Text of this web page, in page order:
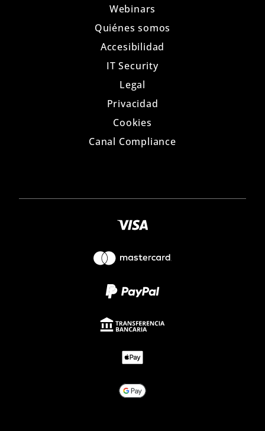
Webinars
Quiénes somos
Accesibilidad
IT Security
Legal
Privacidad
Cookies
Canal Compliance